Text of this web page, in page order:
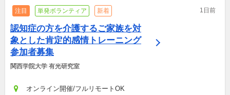
注目 単発ボランティア 新着 1日前
認知症の方を介護するご家族を対
象とした肯定的感情トレーニング
参加者募集
関西学院大学 有光研究室
オンライン開催/フルリモートOK